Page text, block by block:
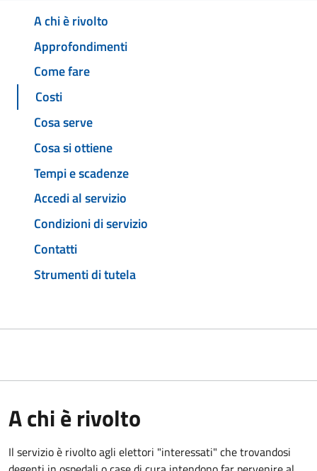
A chi è rivolto
Approfondimenti
Come fare
Costi
Cosa serve
Cosa si ottiene
Tempi e scadenze
Accedi al servizio
Condizioni di servizio
Contatti
Strumenti di tutela
A chi è rivolto
Il servizio è rivolto agli elettori "interessati" che trovandosi